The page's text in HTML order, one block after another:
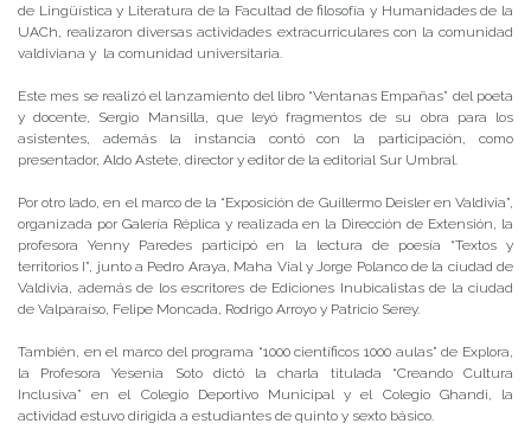
de Lingüística y Literatura de la Facultad de filosofía y Humanidades de la
UACh, realizaron diversas actividades extracurriculares con la comunidad
valdiviana y la comunidad universitaria.
Este mes se realizó el lanzamiento del libro “Ventanas Empañas” del poeta
y docente, Sergio Mansilla, que leyó fragmentos de su obra para los
asistentes, además la instancia contó con la participación, como
presentador, Aldo Astete, director y editor de la editorial Sur Umbral.
Por otro lado, en el marco de la “Exposición de Guillermo Deisler en Valdivia”,
organizada por Galería Réplica y realizada en la Dirección de Extensión, la
profesora Yenny Paredes participó en la lectura de poesía “Textos y
territorios I”, junto a Pedro Araya, Maha Vial y Jorge Polanco de la ciudad de
Valdivia, además de los escritores de Ediciones Inubicalistas de la ciudad
de Valparaíso, Felipe Moncada, Rodrigo Arroyo y Patricio Serey.
También, en el marco del programa “1000 científicos 1000 aulas” de Explora,
la Profesora Yesenia Soto dictó la charla titulada “Creando Cultura
Inclusiva” en el Colegio Deportivo Municipal y el Colegio Ghandi, la
actividad estuvo dirigida a estudiantes de quinto y sexto básico.